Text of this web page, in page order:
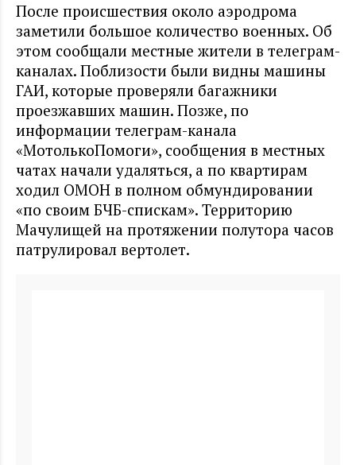
После происшествия около аэродрома
заметили большое количество военных. Об
этом сообщали местные жители в телеграм-
каналах. Поблизости были видны машины
ГАИ, которые проверяли багажники
проезжавших машин. Позже, по
информации телеграм-канала
«МотолькоПомоги», сообщения в местных
чатах начали удаляться, а по квартирам
ходил ОМОН в полном обмундировании
«по своим БЧБ-спискам». Территорию
Мачулищей на протяжении полутора часов
патрулировал вертолет.